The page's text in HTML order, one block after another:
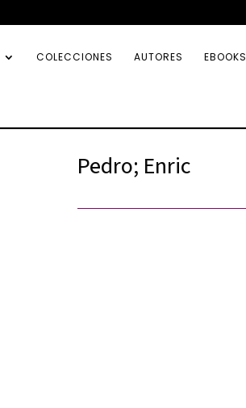
COLECCIONES AUTORES EBOOKS
Pedro; Enric